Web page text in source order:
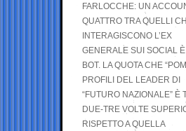
FARLOCCHE: UN
QUATTRO TRA QUELLI
INTERAGISCONO L’EX
GENERALE SUI SOCIAL È
BOT. LA QUOTA CHE
PROFILI DEL LEADER DI
“FUTURO NAZIONALE” È
DUE-TRE VOLTE
RISPETTO A QUELLA